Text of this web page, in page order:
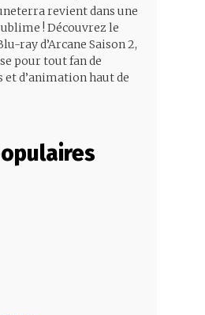
revient dans une
! Découvrez le
ray d’Arcane Saison 2,
pour tout fan de
et d’animation haut de